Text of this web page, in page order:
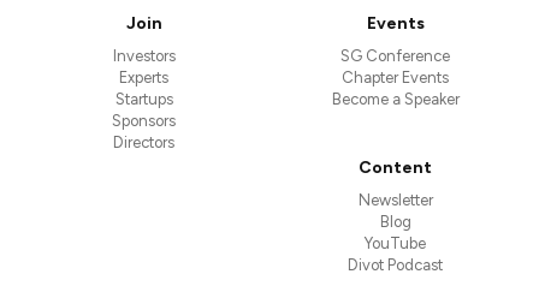
Join
Investors
Experts
Startups
Sponsors
Directors
Events
SG Conference
Chapter Events
Become a Speaker
Content
Newsletter
Blog
YouTube
Divot Podcast